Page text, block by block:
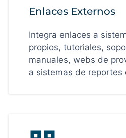
Enlaces Externos
Integra enlaces a
propios, tutoriales,
manuales, webs de
a sistemas de reportes